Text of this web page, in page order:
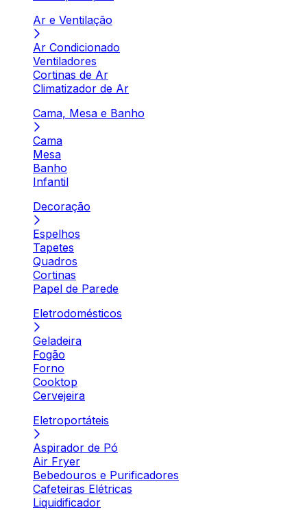
Ar e Ventilação
Ar Condicionado
Ventiladores
Cortinas de Ar
Climatizador de Ar
Cama, Mesa e Banho
Cama
Mesa
Banho
Infantil
Decoração
Espelhos
Tapetes
Quadros
Cortinas
Papel de Parede
Eletrodomésticos
Geladeira
Fogão
Forno
Cooktop
Cervejeira
Eletroportáteis
Aspirador de Pó
Air Fryer
Bebedouros e Purificadores
Cafeteiras Elétricas
Liquidificador